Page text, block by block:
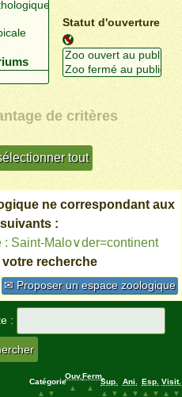
Statut d'ouverture
de critères
ne correspondant aux
:
: Saint-Malo∨der=continent
recherche
✉ Proposer un espace zoologique
:
Catégorie
▲
▼
Ouv.
▲
Ferm.
▲
Sup.
▲
▼
Ani.
▲
▼
Esp.
▲
▼
Visit.
▲
▼